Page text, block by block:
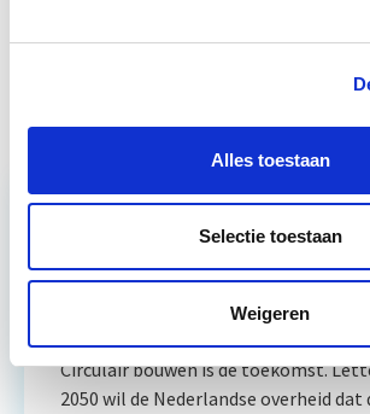
Alles toestaan
Selectie toestaan
Weigeren
Verduurzaming Vastgoed en
Circulair
Circulair bouwen is de toekomst.
2050 wil de Nederlandse overheid dat